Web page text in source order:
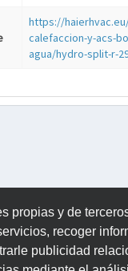
propias y de
recoger
publicidad
https://
calefaccion-y-acs-
agua/hydro-split-r-